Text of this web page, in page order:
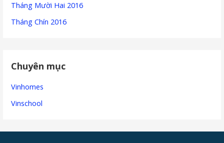
Tháng Mười Hai 2016
Tháng Chín 2016
Chuyên mục
Vinhomes
Vinschool